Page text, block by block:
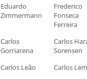
Eduardo
Zimmermann
Frederico
Fonseca
Ferreira
Carlos
Gorriarena
Carlos
Sorensen
Carlos Leão Carlos